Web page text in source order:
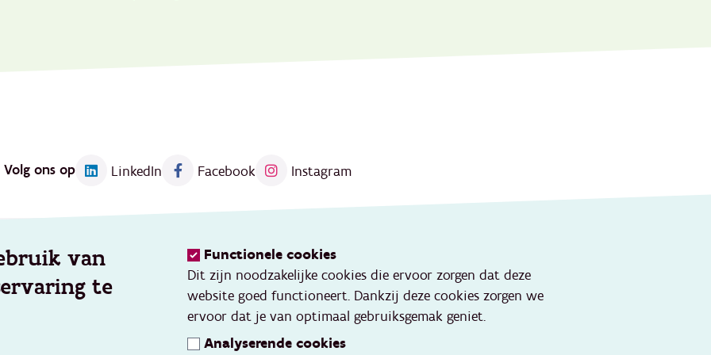
van
te
Functionele cookies
Dit zijn noodzakelijke cookies die ervoor zorgen dat deze
website goed functioneert. Dankzij deze cookies zorgen we
ervoor dat je van optimaal gebruiksgemak geniet.
Analyserende cookies
Volg ons op LinkedIn Facebook Instagram
werken
Kennis
Thema's
Opleidingen en events
Databank kwaliteitsvolle praktijken
Onze websites
Portaal lokale besturen
Portaal jeugdhulp
Kind en Gezin